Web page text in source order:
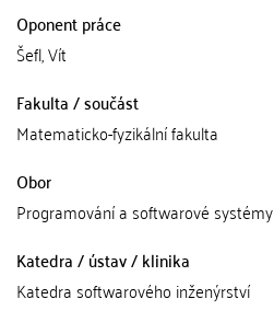
Oponent práce
Šefl, Vít
Fakulta / součást
Matematicko-fyzikální fakulta
Obor
Programování a softwarové systémy
Katedra / ústav / klinika
Katedra softwarového inženýrství